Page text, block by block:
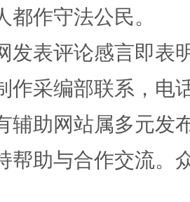
都作守法公民。
发表评论感言即表
作采编部联系，电
辅助网站属多元发
帮助与合作交流。